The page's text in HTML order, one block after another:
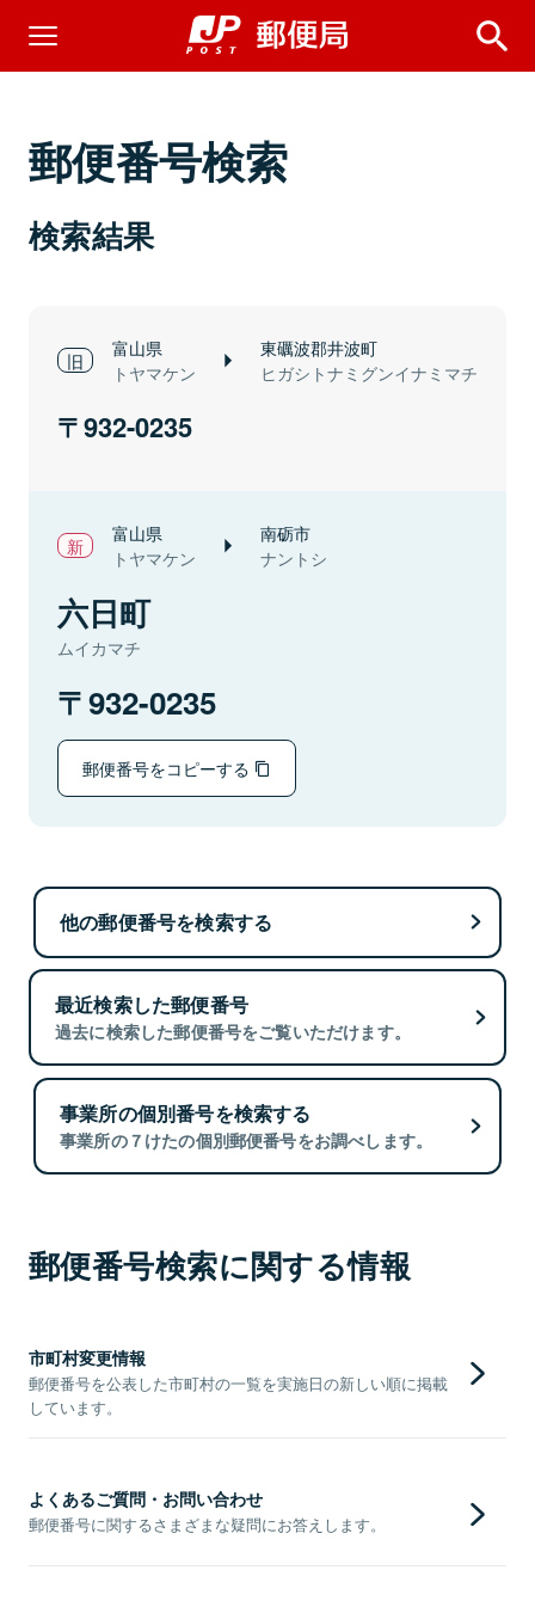
郵便番号検索
検索結果
富山県
トヤマケン
東礪波郡井波町
ヒガシトナミグンイナミマチ
932-0235
富山県
トヤマケン
南砺市
ナントシ
六日町
ムイカマチ
932-0235
郵便番号をコピーする
他の郵便番号を検索する
最近検索した郵便番号
過去に検索した郵便番号をご覧いただけます。
事業所の個別番号を検索する
事業所の７けたの個別郵便番号をお調べします。
郵便番号検索に関する情報
市町村変更情報
郵便番号を公表した市町村の一覧を実施日の新しい順に掲載
しています。
よくあるご質問・お問い合わせ
郵便番号に関するさまざまな疑問にお答えします。